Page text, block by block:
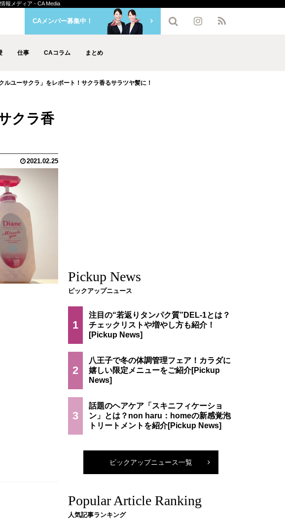
報メディア - CA Media
仕事 CAコラム まとめ
CAメンバー募集中！
ルユーサクラ」をレポート！サクラ香るサラツヤ髪に！
クラ香
2021.02.25
Pickup News
ピックアップニュース
1
注目の“若返りタンパク質”DEL-1とは？
チェックリストや増やし方も紹介！
2
八王子で冬の体調管理フェア！カラダに
嬉しい限定メニューをご紹介
3
話題のヘアケア「スキニフィケーショ
ン」とは？non haru：homeの新感覚泡
トリートメントを紹介
ピックアップニュース一覧
Popular Article Ranking
人気記事ランキング